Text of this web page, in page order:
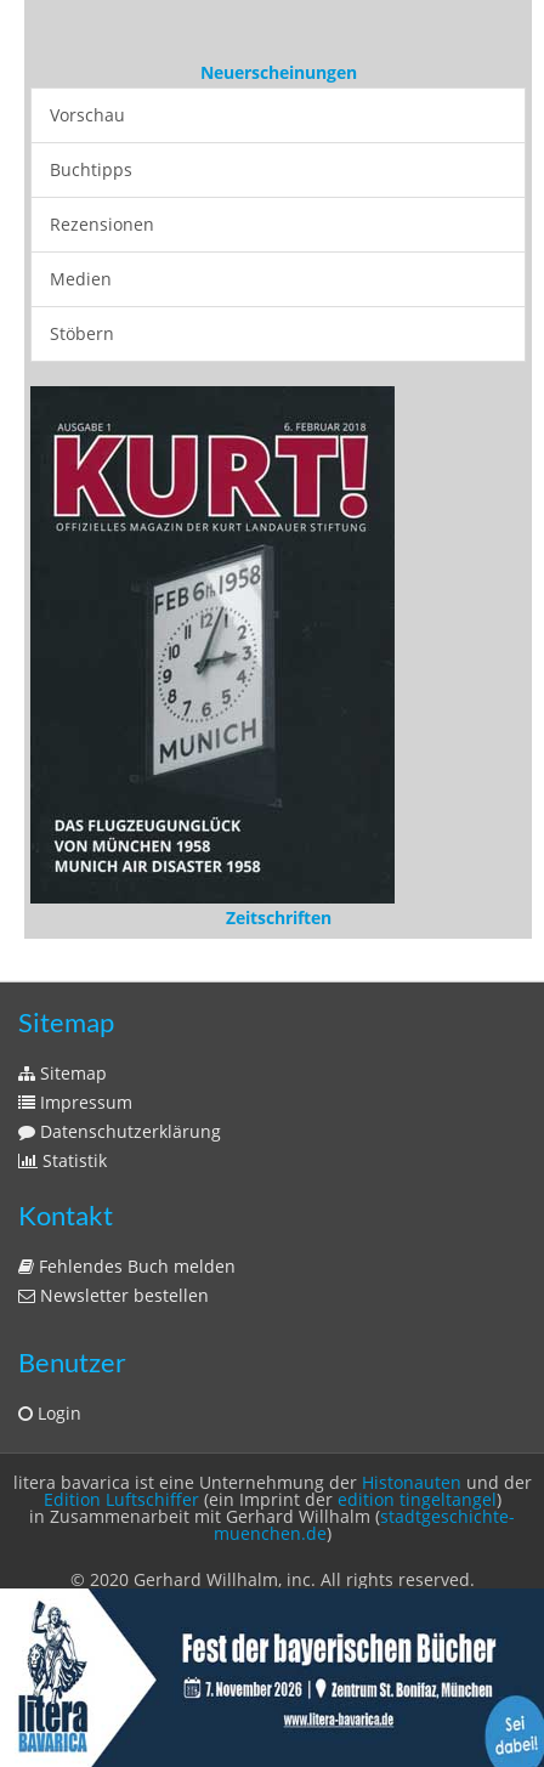
Neuerscheinungen
Vorschau
Buchtipps
Rezensionen
Medien
Stöbern
Zeitschriften
Sitemap
Sitemap
Impressum
Datenschutzerklärung
Statistik
Kontakt
Fehlendes Buch melden
Newsletter bestellen
Benutzer
Login
litera bavarica ist eine Unternehmung der Histonauten und der
Edition Luftschiffer(ein Imprint der edition tingeltangel)
in Zusammenarbeit mit Gerhard Willhalm (stadtgeschichte-
muenchen.de)
© 2020 Gerhard Willhalm, inc. All rights reserved.